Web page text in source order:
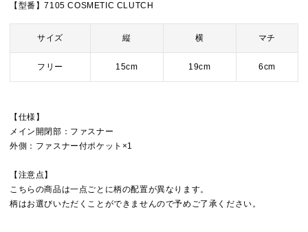
【型番】7105 COSMETIC CLUTCH
サイズ 縦 横 マチ
フリー 15cm 19cm 6cm
【仕様】
メイン開閉部：ファスナー
外側：ファスナー付ポケット×1
【注意点】
こちらの商品は一点ごとに柄の配置が異なります。
柄はお選びいただくことができませんので予めご了承ください。